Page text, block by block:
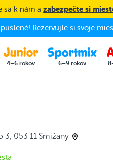
sa k nám a zabezpečte si
Rezervujte si svoje
4–6 rokov 6–9 rokov
3, 053 11 Smižany